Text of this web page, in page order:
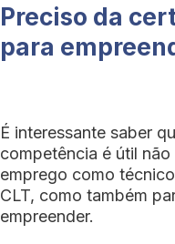
Preciso da
para
É interessante saber
competência é útil
emprego como
CLT, como também
empreender.